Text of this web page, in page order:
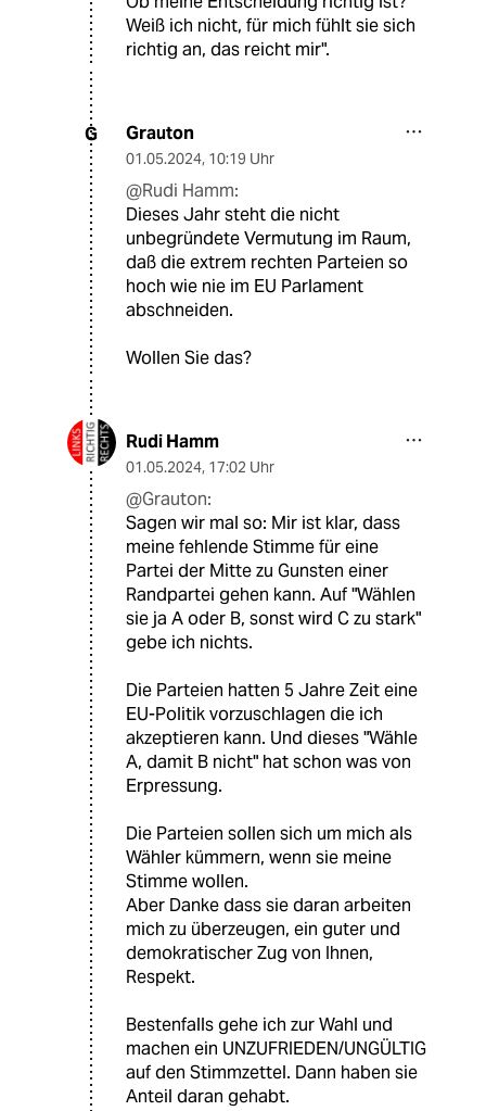
Weiß ich nicht, für mich fühlt sie sich
richtig an, das reicht mir".
G Grauton
01.05.2024, 10:19 Uhr
@Rudi Hamm:
Dieses Jahr steht die nicht
unbegründete Vermutung im Raum,
daß die extrem rechten Parteien so
hoch wie nie im EU Parlament
abschneiden.
Wollen Sie das?
Rudi Hamm
01.05.2024, 17:02 Uhr
@Grauton:
Sagen wir mal so: Mir ist klar, dass
meine fehlende Stimme für eine
Partei der Mitte zu Gunsten einer
Randpartei gehen kann. Auf "Wählen
sie ja A oder B, sonst wird C zu stark"
gebe ich nichts.
Die Parteien hatten 5 Jahre Zeit eine
EU-Politik vorzuschlagen die ich
akzeptieren kann. Und dieses "Wähle
A, damit B nicht" hat schon was von
Erpressung.
Die Parteien sollen sich um mich als
Wähler kümmern, wenn sie meine
Stimme wollen.
Aber Danke dass sie daran arbeiten
mich zu überzeugen, ein guter und
demokratischer Zug von Ihnen,
Respekt.
Bestenfalls gehe ich zur Wahl und
machen ein UNZUFRIEDEN/UNGÜLTIG
auf den Stimmzettel. Dann haben sie
Anteil daran gehabt.